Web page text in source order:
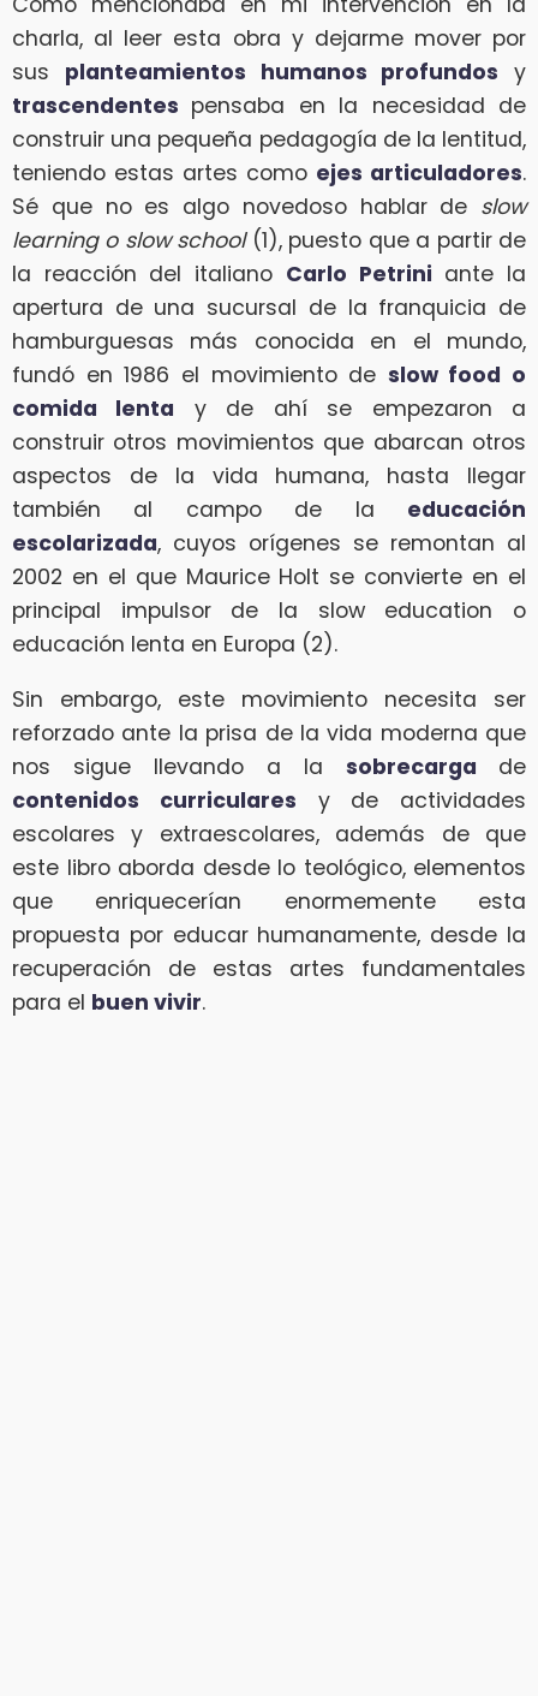
charla, al leer esta obra y dejarme mover por
sus planteamientos humanos profundos y
trascendentes pensaba en la necesidad de
construir una pequeña pedagogía de la lentitud,
teniendo estas artes como ejes articuladores.
Sé que no es algo novedoso hablar de slow
learning o slow school (1), puesto que a partir de
la reacción del italiano Carlo Petrini ante la
apertura de una sucursal de la franquicia de
hamburguesas más conocida en el mundo,
fundó en 1986 el movimiento de slow food o
comida lenta y de ahí se empezaron a
construir otros movimientos que abarcan otros
aspectos de la vida humana, hasta llegar
también al campo de la educación
escolarizada, cuyos orígenes se remontan al
2002 en el que Maurice Holt se convierte en el
principal impulsor de la slow education o
educación lenta en Europa (2).
Sin embargo, este movimiento necesita ser
reforzado ante la prisa de la vida moderna que
nos sigue llevando a la sobrecarga de
contenidos curriculares y de actividades
escolares y extraescolares, además de que
este libro aborda desde lo teológico, elementos
que enriquecerían enormemente esta
propuesta por educar humanamente, desde la
recuperación de estas artes fundamentales
para el buen vivir.